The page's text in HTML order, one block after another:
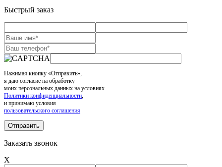
Быстрый заказ
Нажимая кнопку «Отправить»,
я даю согласие на обработку
моих персональных данных на условиях
Политики конфиденциальности,
и принимаю условия
пользовательского соглашения
Заказать звонок
X